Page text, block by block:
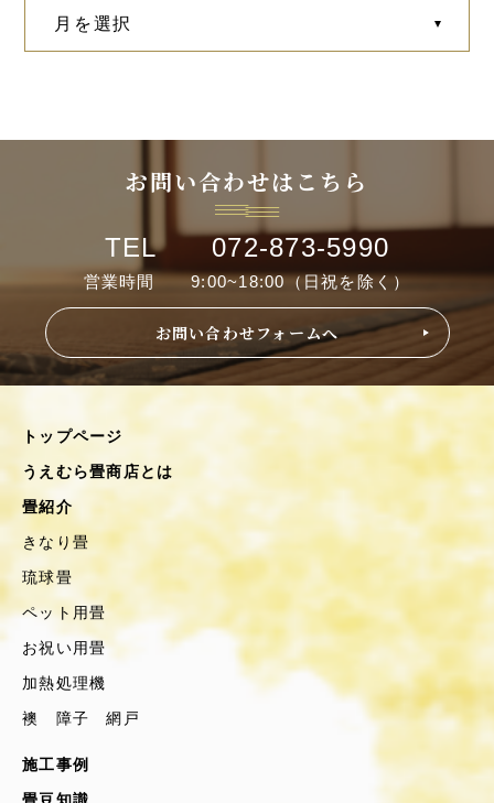
お問い合わせはこちら
TEL 072-873-5990
営業時間 9:00~18:00（日祝を除く）
お問い合わせフォームへ
トップページ
うえむら畳商店とは
畳紹介
きなり畳
琉球畳
ペット用畳
お祝い用畳
加熱処理機
襖 障子 網戸
施工事例